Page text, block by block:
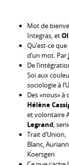
Mot de
Integras, et
Qu’est-ce
d’un mot. Par
De
Soi aux
sociologie à
Des «nous»
Hélène
et volontaire
Legrand,
Trait
Blanc,
Koersgen